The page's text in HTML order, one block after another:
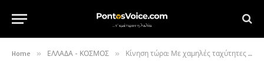
Home » ΕΛΛΑΔΑ - ΚΟΣΜΟΣ » Κίνηση τώρα: Με χαμηλές ταχύτητες από νωρίς σε Κηφισό και Σκαραμαγκά – Στο «κόκκινο» Αττική Οδός και Κηφισίας